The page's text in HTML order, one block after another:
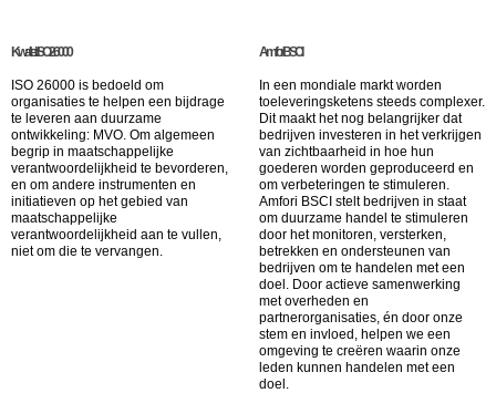
Kwaliteit: ISO 26000
ISO 26000 is bedoeld om
organisaties te helpen een bijdrage
te leveren aan duurzame
ontwikkeling: MVO. Om algemeen
begrip in maatschappelijke
verantwoordelijkheid te bevorderen,
en om andere instrumenten en
initiatieven op het gebied van
maatschappelijke
verantwoordelijkheid aan te vullen,
niet om die te vervangen.
Amfori BSCI
In een mondiale markt worden
toeleveringsketens steeds complexer.
Dit maakt het nog belangrijker dat
bedrijven investeren in het verkrijgen
van zichtbaarheid in hoe hun
goederen worden geproduceerd en
om verbeteringen te stimuleren.
Amfori BSCI stelt bedrijven in staat
om duurzame handel te stimuleren
door het monitoren, versterken,
betrekken en ondersteunen van
bedrijven om te handelen met een
doel. Door actieve samenwerking
met overheden en
partnerorganisaties, én door onze
stem en invloed, helpen we een
omgeving te creëren waarin onze
leden kunnen handelen met een
doel.